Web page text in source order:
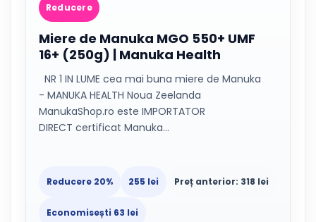
Reducere
Miere de Manuka MGO 550+ UMF
16+ (250g) | Manuka Health
NR 1 IN LUME cea mai buna miere de Manuka
- MANUKA HEALTH Noua Zeelanda
ManukaShop.ro este IMPORTATOR
DIRECT certificat Manuka…
Reducere 20% 255 lei Preț anterior: 318 lei
Economisești 63 lei